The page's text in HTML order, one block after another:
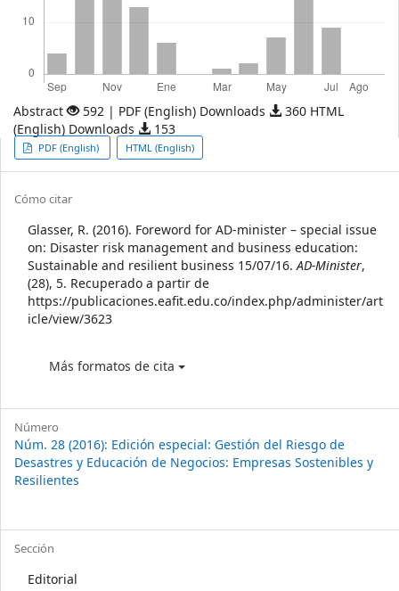
Abstract 592 | PDF (English) Downloads
360 HTML
(English) Downloads
153
Article
Sidebar
PDF (English) HTML (English)
Article
Details
Cómo citar
Glasser, R. (2016). Foreword for AD-minister – special issue
on: Disaster risk management and business education:
Sustainable and resilient business 15/07/16.AD-Minister,
(28), 5. Recuperado a partir de
https://publicaciones.eafit.edu.co/index.php/administer/art
icle/view/3623
Más formatos de cita
Número
Núm. 28 (2016): Edición especial: Gestión del Riesgo de
Desastres y Educación de Negocios: Empresas Sostenibles y
Resilientes
Sección
Editorial